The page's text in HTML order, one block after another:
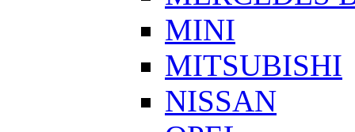
MINI
MITSUBISHI
NISSAN